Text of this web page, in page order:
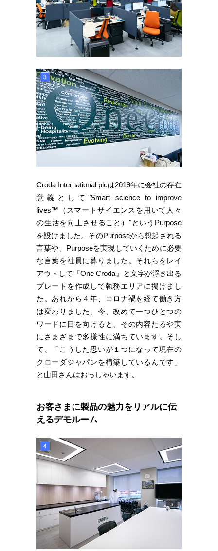
Croda International plcは2019年に会社の存在
意義として"Smart science to improve
lives™（スマートサイエンスを用いて人々
の生活を向上させること）"というPurpose
を設けました。そのPurposeから想起される
言葉や、Purposeを実現していくために必要
な言葉を社員に募りました。それらをレイ
アウトして『One Croda』と文字が浮き出る
プレートを作成して執務エリアに掲げまし
た。あれから４年、コロナ禍を経て働き方
は変わりました。今、改めて一つひとつの
ワードに目を向けると、その内容たるや実
にさまざまで多様性に満ちています。そし
て、「こうした思いが１つになって現在の
クローダジャパンを構築しているんです」
と山田さんはおっしゃいます。
お客さまに製品の魅力をリアルに伝
えるデモルーム